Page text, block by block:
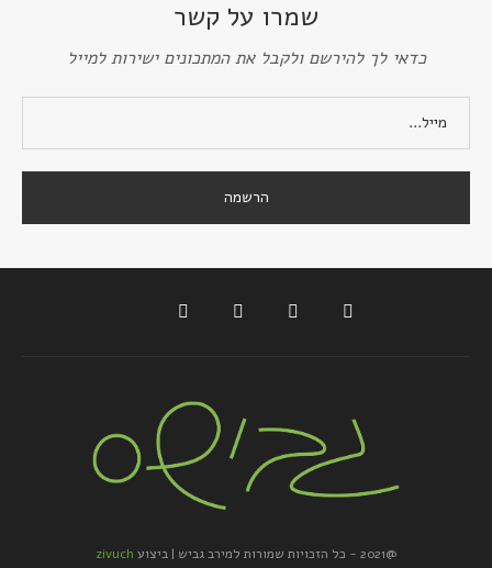
שמרו על קשר
כדאי לך להירשם ולקבל את המתכונים ישירות למייל
@2021 - כל הזכויות שמורות למירב גביש | ביצוע zivuch